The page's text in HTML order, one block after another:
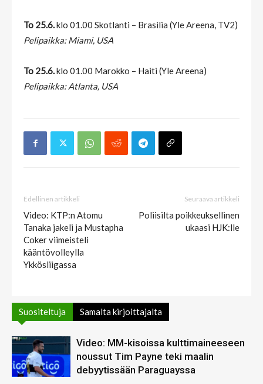
To 25.6.klo 01.00 Skotlanti – Brasilia (Yle Areena, TV2)
Pelipaikka: Miami, USA
To 25.6.klo 01.00 Marokko – Haiti (Yle Areena)
Pelipaikka: Atlanta, USA
Edellinen artikkeli
Video: KTP:n Atomu
Tanaka jakeli ja Mustapha
Coker viimeisteli
kääntövolleylla
Ykkösliigassa
Seuraava artikkeli
Poliisilta poikkeuksellinen
ukaasi HJK:lle
Suositeltuja Samalta kirjoittajalta
Video: MM-kisoissa kulttimaineeseen
noussut Tim Payne teki maalin
debyytissään Paraguayssa